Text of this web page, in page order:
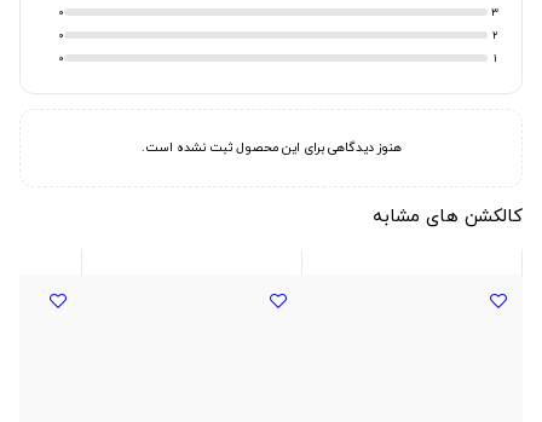
3
0
2
0
1
0
هنوز دیدگاهی برای این محصول ثبت نشده است.
کالکشن های مشابه